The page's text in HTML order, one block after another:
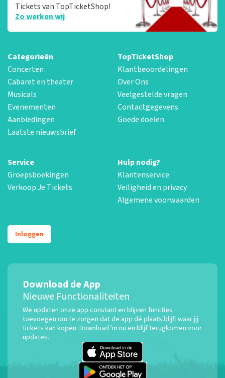
Tickets van TopTicketShop!
Zo werken wij
Categorieën
Concerten
Cabaret en theater
Musicals
Evenementen
Aanbiedingen
Laatste nieuwsbrief
TopTicketShop
Klantbeoordelingen
Over Ons
Veelgestelde vragen
Contactgegevens
Goede doelen
Service
Groepsboekingen
Verkoop Je Tickets
Hulp nodig?
Klantenservice
Veiligheid en privacy
Algemene voorwaarden
Inloggen
Download de App
Nieuwe Functionaliteiten
We updaten onze app constant en blijven functies
toevoegen om te zorgen dat de app dé plaats blijft waar jij
tickets kan kopen. Download 'm nu en blijf terugkomen voor
updates.